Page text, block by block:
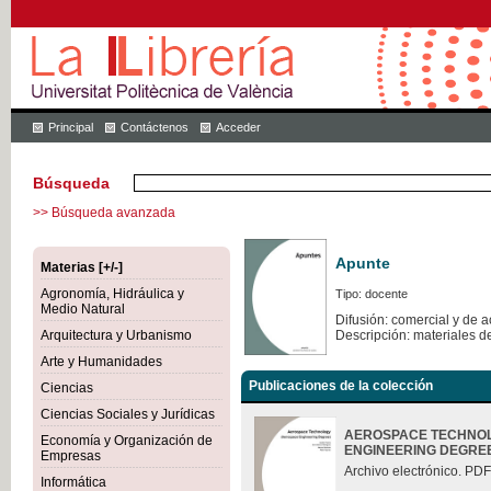
Principal Contáctenos Acceder
Búsqueda
>> Búsqueda avanzada
Materias [+/-]
Agronomía, Hidráulica y
Medio Natural
Arquitectura y Urbanismo
Arte y Humanidades
Ciencias
Ciencias Sociales y Jurídicas
Economía y Organización de
Empresas
Informática
Apunte
Tipo: docente
Difusión: comercial y de
Descripción: materiales
Publicaciones de la colección
AEROSPACE
ENGINEERING
Archivo electrónico.